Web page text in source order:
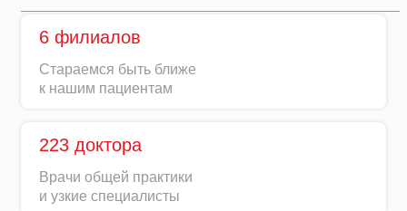
6 филиалов
Стараемся быть ближе
к нашим пациентам
223 доктора
Врачи общей практики
и узкие специалисты